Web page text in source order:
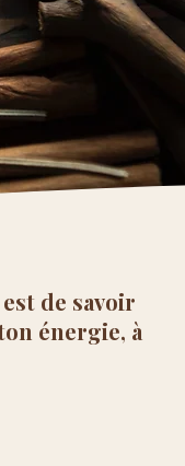
de savoir
énergie, à